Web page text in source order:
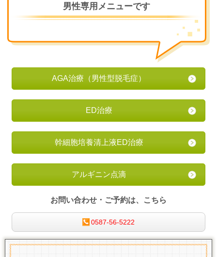
男性専用メニューです
AGA治療 （男性型脱毛症）
ED治療
幹細胞培養清上液ED治療
アルギニン点滴
お問い合わせ ･ ご予約は、こちら
0587-56-5222